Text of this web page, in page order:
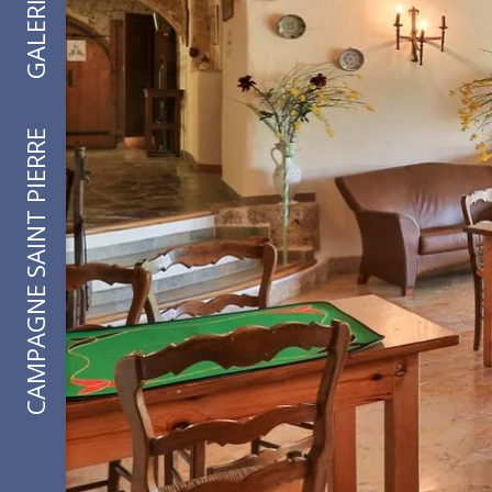
GALERIE
CAMPAGNE SAINT PIERRE